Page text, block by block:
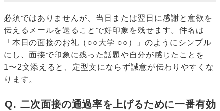
必須ではありませんが、当日または翌日に感謝と意欲を
伝えるメールを送ることで好印象を残せます。件名は
「本日の面接のお礼（○○大学 ○○）」のようにシンプル
にし、面接で印象に残った話題や自分が感じたことを
1〜2文添えると、定型文にならず誠意が伝わりやすくな
ります。
Q. 二次面接の通過率を上げるために一番有効